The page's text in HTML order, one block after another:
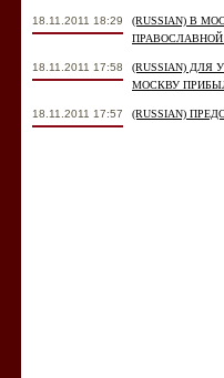
18.11.2011 18:29
(RUSSIAN) В
18.11.2011 17:58
(RUSSIAN)
МОСКВУ
18.11.2011 17:57 (RUSSIAN)